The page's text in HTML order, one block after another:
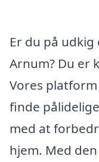
Er du på
Arnum? Du er
Vores
finde
med at
hjem. Med